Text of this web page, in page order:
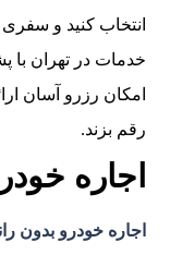
انتخاب کنید و سفری
خدمات در تهران با
امکان رزرو آسان
رقم بزند.
اجاره
اجاره خودرو بدون